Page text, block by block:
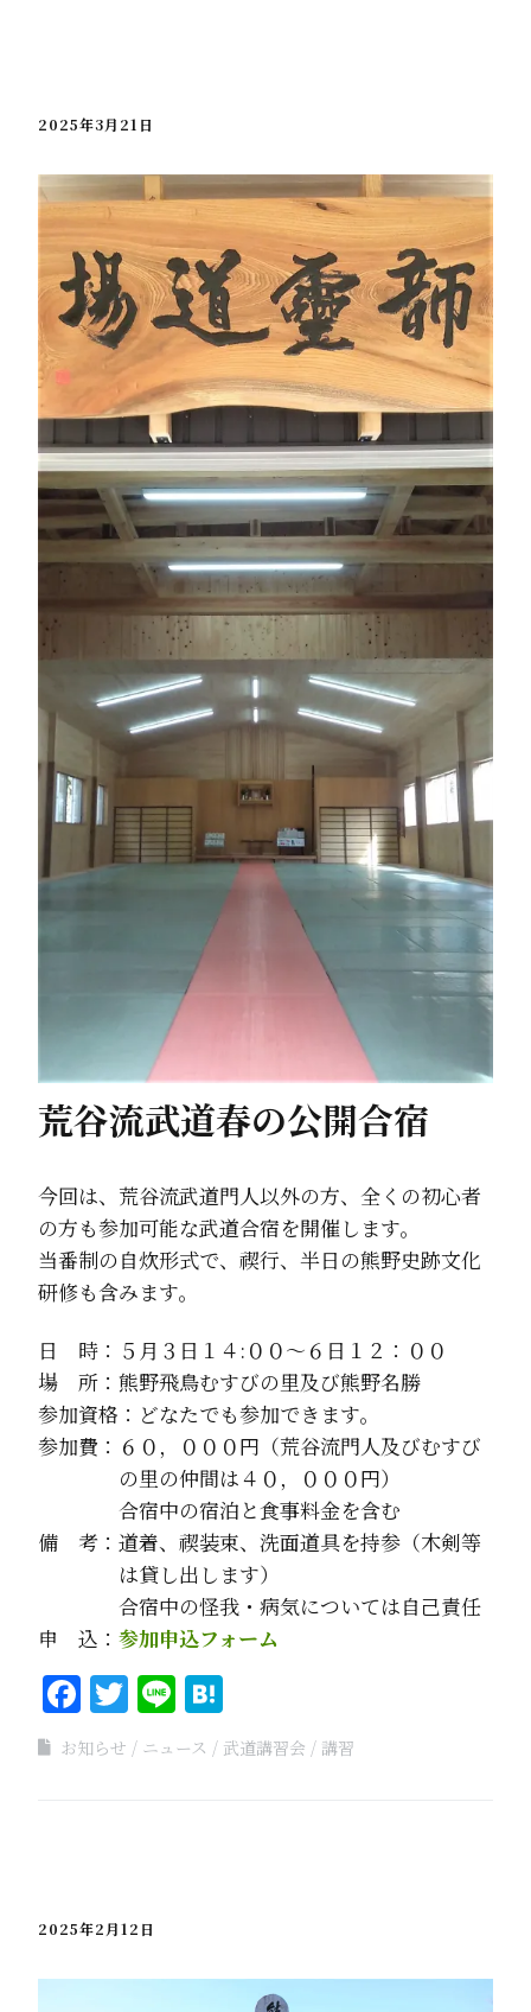
2025年3月21日
荒谷流武道春の公開合宿
今回は、荒谷流武道門人以外の方、全くの初心者
の方も参加可能な武道合宿を開催します。
当番制の自炊形式で、禊行、半日の熊野史跡文化
研修も含みます。
日 時：５月３日１４:００～６日１２：００
場 所：熊野飛鳥むすびの里及び熊野名勝
参加資格：どなたでも参加できます。
参加費：６０，０００円（荒谷流門人及びむすび
の里の仲間は４０，０００円）
合宿中の宿泊と食事料金を含む
備 考：道着、禊装束、洗面道具を持参（木剣等
は貸し出します）
合宿中の怪我・病気については自己責任
申 込： 参加申込フォーム
Facebook
Twitter
Line
お知らせ ニュース 武道講習会 講習
2025年2月12日